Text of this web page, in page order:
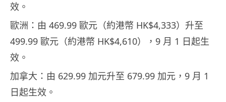
效。
歐洲：由 469.99 歐元（約港幣 HK$4,333）升至
499.99 歐元（約港幣 HK$4,610），9 月 1 日起生
效。
加拿大：由 629.99 加元升至 679.99 加元，9 月 1
日起生效。